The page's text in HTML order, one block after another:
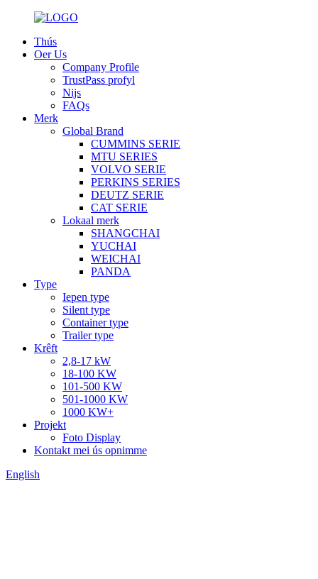
Thús
Oer Us
Company Profile
TrustPass profyl
Nijs
FAQs
Merk
Global Brand
CUMMINS SERIE
MTU SERIES
VOLVO SERIE
PERKINS SERIES
DEUTZ SERIE
CAT SERIE
Lokaal merk
SHANGCHAI
YUCHAI
WEICHAI
PANDA
Type
Iepen type
Silent type
Container type
Trailer type
Krêft
2,8-17 kW
18-100 KW
101-500 KW
501-1000 KW
1000 KW+
Projekt
Foto Display
Kontakt mei ús opnimme
English